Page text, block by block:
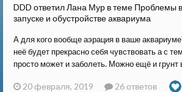
DDD ответил Лана Мур в теме Проблемы
запуске и обустройстве аквариума
А для кого вообще аэрация в ваше
неё будет прекрасно себя чувствовать а с
просто может и заболеть. Можно ещё и грунт
20 февраля, 2019 26 ответов